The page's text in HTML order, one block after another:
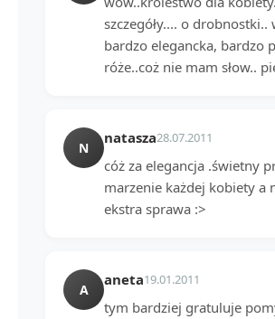
szczegóły.... o
bardzo elegancka, bardzo
róże..coż nie mam słow..
N
natasza28.07.2011
cóż za elegancja .świetny
marzenie każdej kobiety a
ekstra sprawa :>
A
aneta19.01.2011
tym bardziej gratuluje